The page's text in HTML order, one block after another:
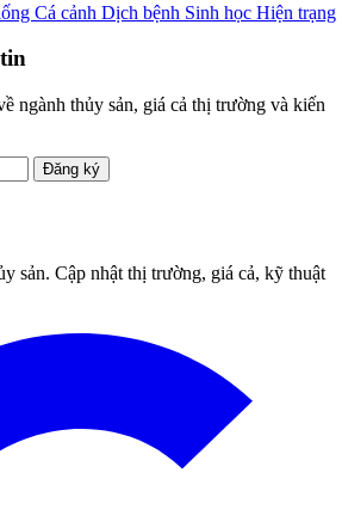
Cá cảnh Dịch bệnh Sinh học Hiện trạng
ngành thủy sản, giá cả thị trường và kiến
Đăng ký
sản. Cập nhật thị trường, giá cả, kỹ thuật